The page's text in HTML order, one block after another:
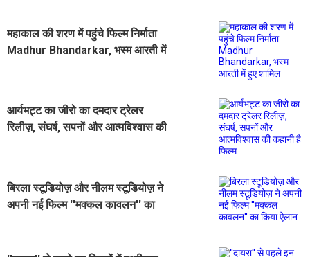
महाकाल की शरण में पहुंचे फिल्म निर्माता
Madhur Bhandarkar, भस्म आरती में
आर्यभट्ट का जीरो का दमदार ट्रेलर
रिलीज़, संघर्ष, सपनों और आत्मविश्वास की
बिरला स्टूडियोज़ और नीलम स्टूडियोज़ ने
अपनी नई फिल्म ''मक्कल कावलन'' का